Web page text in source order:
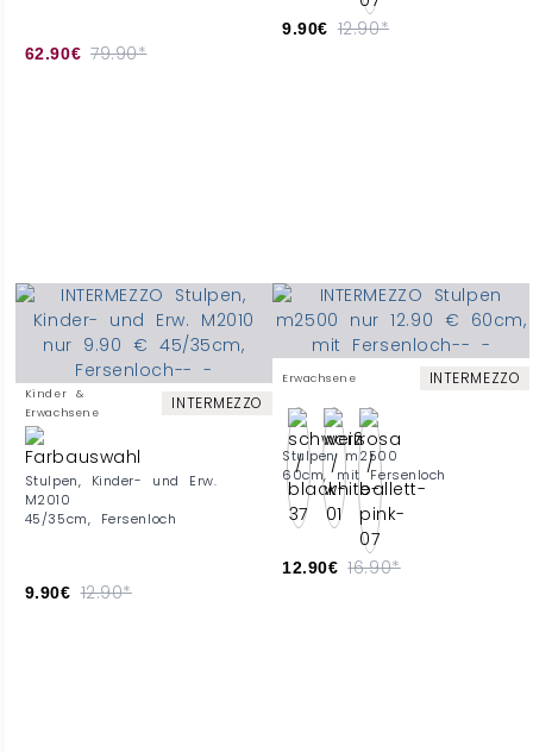
62.90€ 79.90*
9.90€ 12.90*
Kinder &
Erwachsene
INTERMEZZO
Stulpen, Kinder- und Erw.
M2010
45/35cm, Fersenloch
9.90€ 12.90*
Erwachsene INTERMEZZO
Stulpen m2500
60cm, mit Fersenloch
12.90€ 16.90*